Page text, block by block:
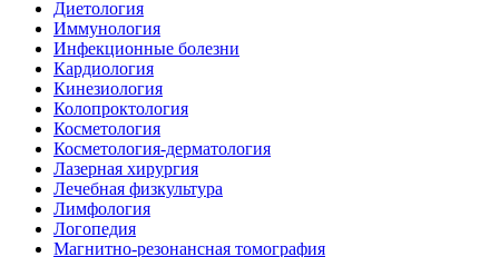
Диетология
Иммунология
Инфекционные болезни
Кардиология
Кинезиология
Колопроктология
Косметология
Косметология-дерматология
Лазерная хирургия
Лечебная физкультура
Лимфология
Логопедия
Магнитно-резонансная томография